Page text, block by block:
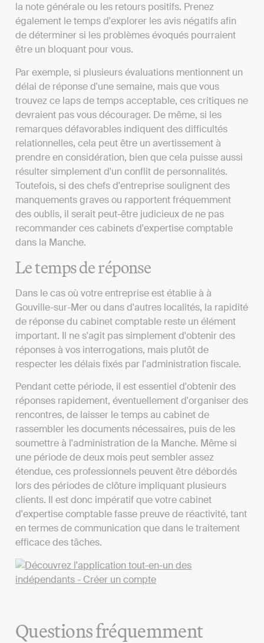
la note générale ou les retours positifs. Prenez
également le temps d'explorer les avis négatifs afin
de déterminer si les problèmes évoqués pourraient
être un bloquant pour vous.
Par exemple, si plusieurs évaluations mentionnent un
délai de réponse d'une semaine, mais que vous
trouvez ce laps de temps acceptable, ces critiques ne
devraient pas vous décourager. De même, si les
remarques défavorables indiquent des difficultés
relationnelles, cela peut être un avertissement à
prendre en considération, bien que cela puisse aussi
résulter simplement d'un conflit de personnalités.
Toutefois, si des chefs d'entreprise soulignent des
manquements graves ou rapportent fréquemment
des oublis, il serait peut-être judicieux de ne pas
recommander ces cabinets d'expertise comptable
dans la Manche.
Le temps de réponse
Dans le cas où votre entreprise est établie à à
Gouville-sur-Mer ou dans d'autres localités, la rapidité
de réponse du cabinet comptable reste un élément
important. Il ne s'agit pas simplement d'obtenir des
réponses à vos interrogations, mais plutôt de
respecter les délais fixés par l'administration fiscale.
Pendant cette période, il est essentiel d'obtenir des
réponses rapidement, éventuellement d'organiser des
rencontres, de laisser le temps au cabinet de
rassembler les documents nécessaires, puis de les
soumettre à l'administration de la Manche. Même si
une période de deux mois peut sembler assez
étendue, ces professionnels peuvent être débordés
lors des périodes de clôture impliquant plusieurs
clients. Il est donc impératif que votre cabinet
d'expertise comptable fasse preuve de réactivité, tant
en termes de communication que dans le traitement
efficace des tâches.
Questions fréquemment